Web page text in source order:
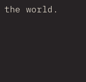
the world.